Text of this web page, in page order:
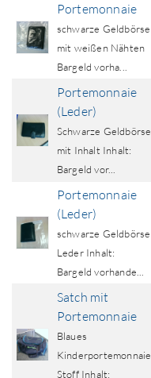
Portemonnaie
schwarze Geldbörse
mit weißen Nähten
Bargeld vorha...
Portemonnaie
(Leder)
Schwarze Geldbörse
mit Inhalt Inhalt:
Bargeld vor...
Portemonnaie
(Leder)
schwarze Geldbörse
Leder Inhalt:
Bargeld vorhande...
Satch mit
Portemonnaie
Blaues
Kinderportemonnaie
Stoff Inhalt: